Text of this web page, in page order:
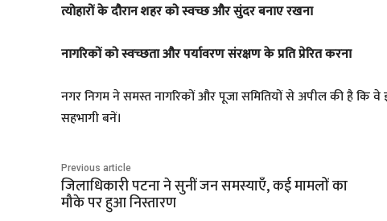
त्योहारों के दौरान शहर को स्वच्छ और सुंदर बनाए रखना
नागरिकों को स्वच्छता और पर्यावरण संरक्षण के प्रति प्रेरित करना
नगर निगम ने समस्त नागरिकों और पूजा समितियों से अपील की है कि
सहभागी बनें।
Previous article
जिलाधिकारी पटना ने सुनीं जन समस्याएँ, कई मामलों का
मौके पर हुआ निस्तारण